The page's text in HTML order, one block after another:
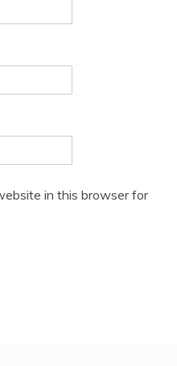
in this browser for